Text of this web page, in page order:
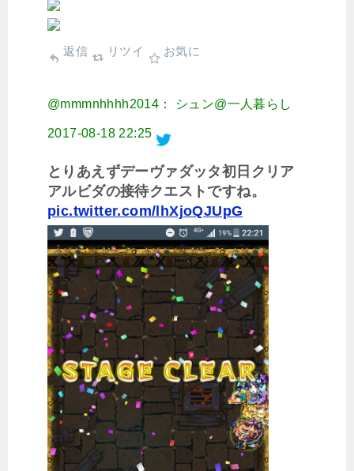
返信 リツイ お気に
@mmmnhhhh2014： シュン@一人暮らし
2017-08-18 22:25
とりあえずデーヴァダッタ初日クリア
アルビダの接待クエストですね。
pic.twitter.com/lhXjoQJUpG